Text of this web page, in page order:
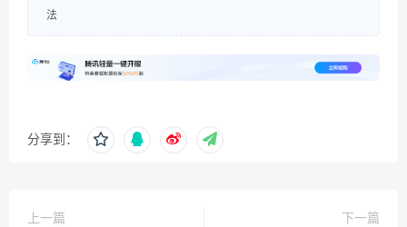
法
分享到：
上一篇
下一篇